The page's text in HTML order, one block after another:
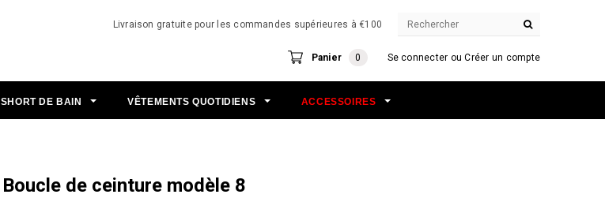
Livraison gratuite pour les commandes supérieures à €100
Se connecter ou Créer un compte
Panier 0
SHORT DE BAIN VÊTEMENTS QUOTIDIENS ACCESSOIRES
Boucle de ceinture modèle 8